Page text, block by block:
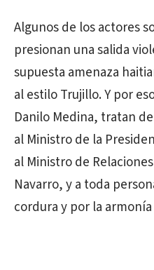
Algunos de los actores
presionan una salida
supuesta amenaza
al estilo Trujillo. Y por
Danilo Medina, tratan
al Ministro de la
al Ministro de
Navarro, y a toda
cordura y por la